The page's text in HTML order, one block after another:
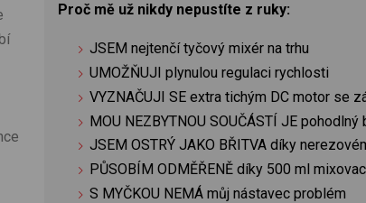
Proč mě už nikdy nepustíte z ruky:
JSEM nejtenčí tyčový mixér na trhu
UMOŽŇUJI plynulou regulaci rychlosti
VYZNAČUJI SE extra tichým DC motor se
MOU NEZBYTNOU SOUČÁSTÍ JE
JSEM OSTRÝ JAKO BŘITVA díky
PŮSOBÍM ODMĚŘENĚ díky 500 ml
S MYČKOU NEMÁ můj nástavec problém